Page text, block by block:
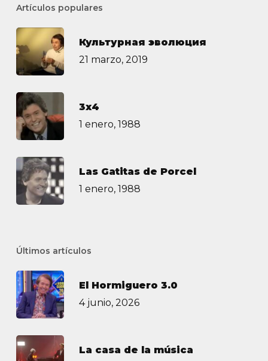
Artículos populares
Культурная эволюция
21 marzo, 2019
3х4
1 enero, 1988
Las Gatitas de Porcel
1 enero, 1988
Últimos artículos
El Hormiguero 3.0
4 junio, 2026
La casa de la música